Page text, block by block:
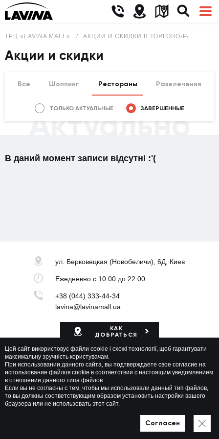
ТРЦ «LAVINA MALL» АКЦИИ И СКИДКИ В ТОРГОВО-
Акции и скидки
Все Шоппинг Рестораны Развлечения
ТОЛЬКО АКТУАЛЬНЫЕ ЗАВЕРШЕННЫЕ
Актуально
В даний момент записи відсутні :'(
ул. Берковецкая (Новобеличи), 6Д, Киев
Ежедневнос 10:00 до 22:00
+38 (044) 333-44-34
lavina@lavinamall.ua
КАК
ДОБРАТЬСЯ
Карта ТРЦ
Lavina Mall © 2026 Все права защищены
Цей сайт використовує файли cookie і схожі технології, щоб гарантувати
максимальну зручність користувачам.
При использовании данного сайта, вы подтверждаете свое согласие на
использование файлов cookie в соответствии с настоящим уведомлением
в отношении данного типа файлов
Если вы не согласны с тем, чтобы мы использовали данный тип файлов,
то вы должны соответствующим образом установить настройки вашего
браузера или не использовать этот сайт.
Согласен